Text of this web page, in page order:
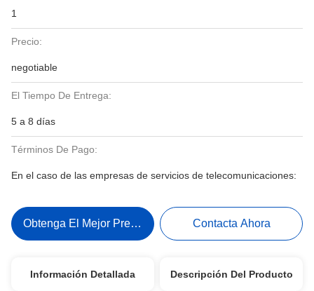
1
Precio:
negotiable
El Tiempo De Entrega:
5 a 8 días
Términos De Pago:
En el caso de las empresas de servicios de telecomunicaciones:
Obtenga El Mejor Precio Contacta Ahora
Información Detallada Descripción Del Producto